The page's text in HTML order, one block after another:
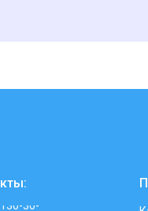
30-